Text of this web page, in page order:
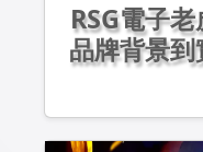
RSG電子
品牌背景到